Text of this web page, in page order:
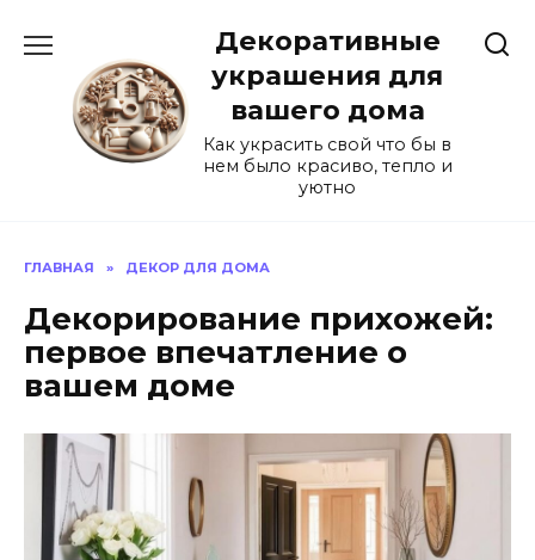
содержанию
Декоративные
украшения для
вашего дома
Как украсить свой что бы в
нем было красиво, тепло и
уютно
ГЛАВНАЯ » ДЕКОР ДЛЯ ДОМА
Декорирование прихожей:
первое впечатление о
вашем доме